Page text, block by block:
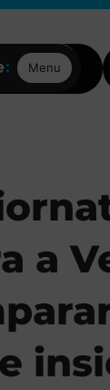
Contattaci
Menu
a